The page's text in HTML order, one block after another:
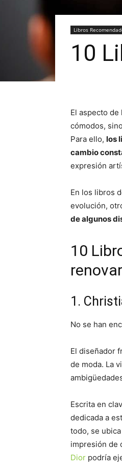
Libros
10
El aspecto
cómodos,
Para ello, los
cambio
expresión
En los libros
evolución,
de algunos
10
1.
No se han
El diseñador
de moda. La
Escrita en
dedicada a
todo, se
impresión de
Dior podría